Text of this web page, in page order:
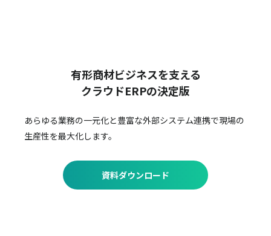
有形商材ビジネスを支える
クラウドERPの決定版
あらゆる業務の一元化と豊富な外部システム連携で現場の
生産性を最大化します。
資料ダウンロード